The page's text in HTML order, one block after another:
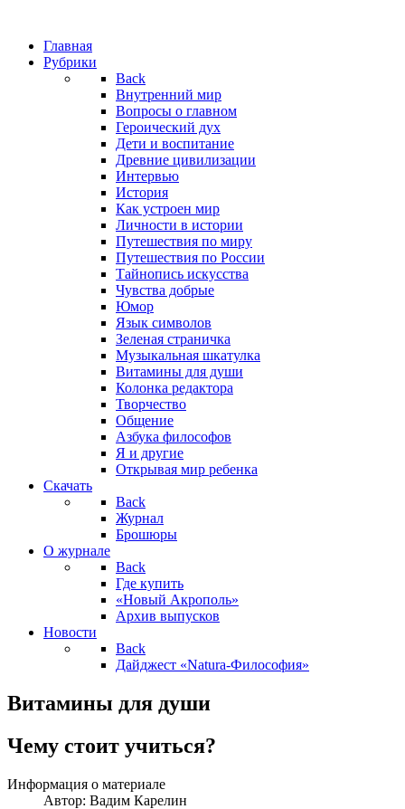
Главная
Рубрики
Back
Внутренний мир
Вопросы о главном
Героический дух
Дети и воспитание
Древние цивилизации
Интервью
История
Как устроен мир
Личности в истории
Путешествия по миру
Путешествия по России
Тайнопись искусства
Чувства добрые
Юмор
Язык символов
Зеленая страничка
Музыкальная шкатулка
Витамины для души
Колонка редактора
Творчество
Общение
Азбука философов
Я и другие
Открывая мир ребенка
Скачать
Back
Журнал
Брошюры
О журнале
Back
Где купить
«Новый Акрополь»
Архив выпусков
Новости
Back
Дайджест «Natura-Философия»
Витамины для души
Чему стоит учиться?
Информация о материале
Автор: Вадим Карелин